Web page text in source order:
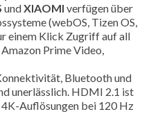
undXIAOMI verfügen über
(webOS, Tizen OS,
einem Klick Zugriff auf all
Prime Video,
Bluetooth und
unerlässlich. HDMI 2.1 ist
4K-Auflösungen bei 120 Hz